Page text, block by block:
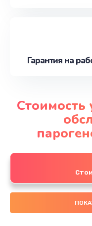
Гарантия на
Стоимость